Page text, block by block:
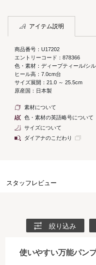
アイテム説明
商品番号：U17202
エントリーコード：878366
色・素材：ディープティール/シ
ヒール高：7.0cm台
サイズ展開：21.0 ～ 25.5cm
原産国：日本製
素材について
色・素材の英語略号について
サイズについて
ダイアナのこだわり
スタッフレビュー
絞り込み
使いやすい万能パン